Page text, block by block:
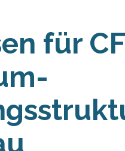
für